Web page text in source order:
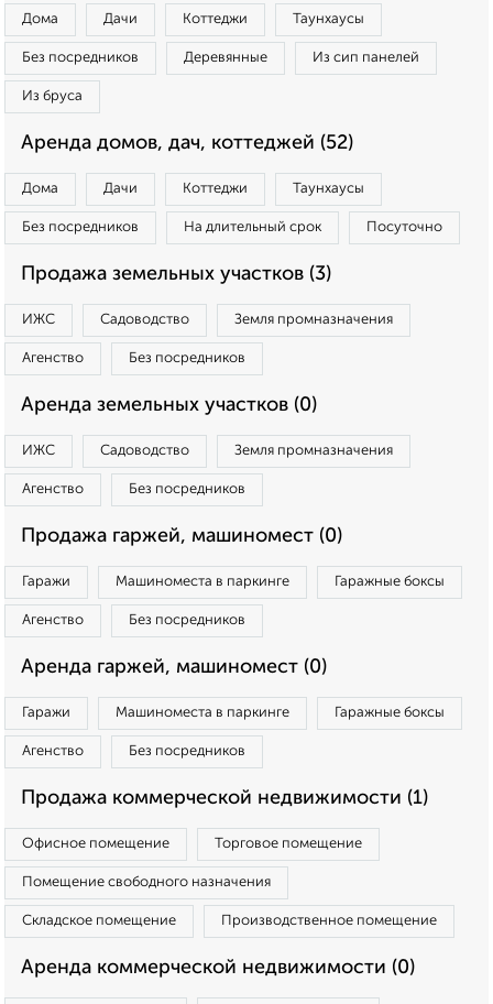
Дома Дачи Коттеджи Таунхаусы
Без посредников Деревянные Из сип панелей
Из бруса
Аренда домов, дач, коттеджей (52)
Дома Дачи Коттеджи Таунхаусы
Без посредников На длительный срок Посуточно
Продажа земельных участков (3)
ИЖС Садоводство Земля промназначения
Агенство Без посредников
Аренда земельных участков (0)
ИЖС Садоводство Земля промназначения
Агенство Без посредников
Продажа гаржей, машиномест (0)
Гаражи Машиноместа в паркинге Гаражные боксы
Агенство Без посредников
Аренда гаржей, машиномест (0)
Гаражи Машиноместа в паркинге Гаражные боксы
Агенство Без посредников
Продажа коммерческой недвижимости (1)
Офисное помещение Торговое помещение
Помещение свободного назначения
Складское помещение Производственное помещение
Аренда коммерческой недвижимости (0)